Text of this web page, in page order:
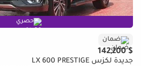
حصري
ضمان
$ 142,200
جديدة لكزس LX 600 PRESTIGE